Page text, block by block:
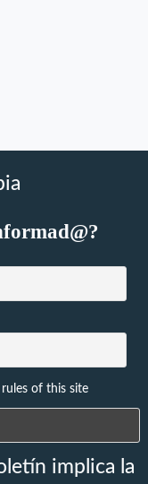
of this site
implica la